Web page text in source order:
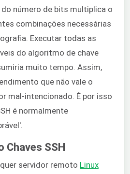
número de bits multiplica o
combinações necessárias
Executar todas as
do algoritmo de chave
muito tempo. Assim,
que não vale o
mal-intencionado. É por isso
é normalmente
Chaves SSH
servidor remoto Linux